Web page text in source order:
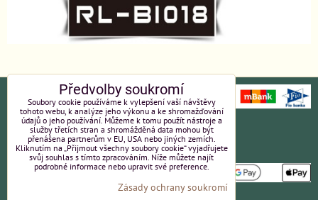
Ochrana osobních údajů
Platební údaje
Obchodní podmínky
Reklamace
Předvolby soukromí
Soubory cookie používáme k vylepšení vaší návštěvy
tohoto webu, k analýze jeho výkonu a ke shromažďování
údajů o jeho používání. Můžeme k tomu použít nástroje a
služby třetích stran a shromážděná data mohou být
přenášena partnerům v EU, USA nebo jiných zemích.
Kliknutím na „Přijmout všechny soubory cookie“ vyjadřujete
svůj souhlas s tímto zpracováním. Níže můžete najít
podrobné informace nebo upravit své preference.
Zásady ochrany soukromí